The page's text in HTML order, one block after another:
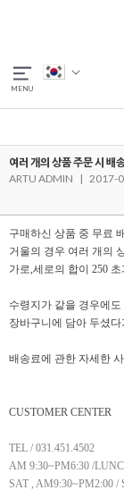
여러 개의 상품 주문 시 배
ARTU ADMIN
| 2017-
구매하신 상품 중 무료
거울의 경우 여러 개의
가로,세로의 합이 250
수령지가 같을 경우에
장바구니에 담아 두셨
배송료에 관한 자세한
CUSTOMER CENTER
TEL / 031.451.4502
AM 9:30~PM6:30 /
SAT , AM9:30~PM2:00